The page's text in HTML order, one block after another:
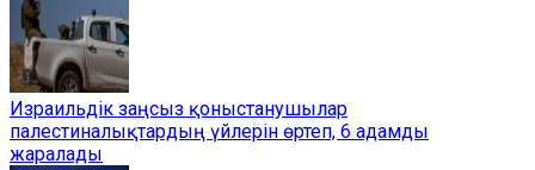
Израильдік заңсыз қоныстанушылар
палестиналықтардың үйлерін өртеп, 6 адамды
жаралады